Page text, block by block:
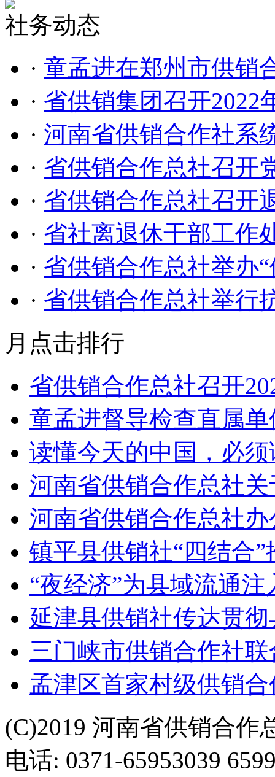
社务动态
· 童孟进在郑州市供销
· 省供销集团召开2022
· 河南省供销合作社系
· 省供销合作总社召开
· 省供销合作总社召开
· 省社离退休干部工作
· 省供销合作总社举办
· 省供销合作总社举行
月点击排行
省供销合作总社召开
童孟进督导检查直属
读懂今天的中国，必
河南省供销合作总社
河南省供销合作总社
镇平县供销社“四结合
“夜经济”为县域流通注
延津县供销社传达贯
三门峡市供销合作社
孟津区首家村级供销
(C)2019 河南省供销合作
电话: 0371-65953039